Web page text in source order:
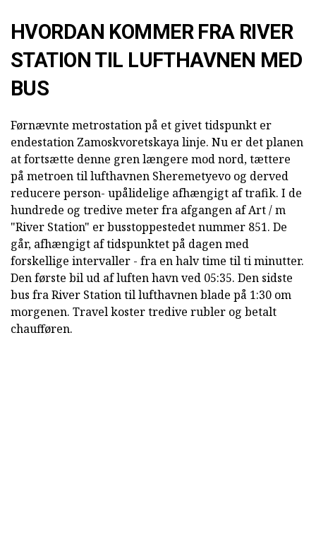
HVORDAN KOMMER FRA RIVER
STATION TIL LUFTHAVNEN MED
BUS
Førnævnte metrostation på et givet tidspunkt er
endestation Zamoskvoretskaya linje. Nu er det planen
at fortsætte denne gren længere mod nord, tættere
på metroen til lufthavnen Sheremetyevo og derved
reducere person- upålidelige afhængigt af trafik. I de
hundrede og tredive meter fra afgangen af Art / m
"River Station" er busstoppestedet nummer 851. De
går, afhængigt af tidspunktet på dagen med
forskellige intervaller - fra en halv time til ti minutter.
Den første bil ud af luften havn ved 05:35. Den sidste
bus fra River Station til lufthavnen blade på 1:30 om
morgenen. Travel koster tredive rubler og betalt
chaufføren.